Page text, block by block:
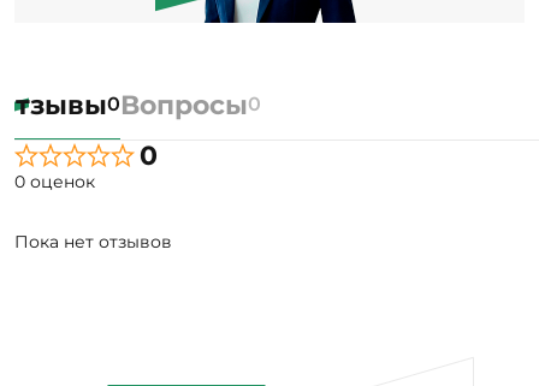
0Вопросы0
0
0 оценок
Пока нет отзывов